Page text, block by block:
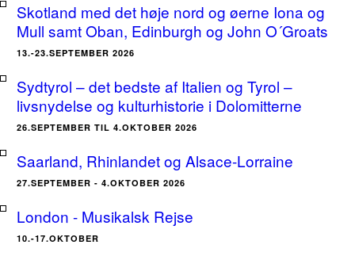
Skotland med det høje nord og øerne Iona og
Mull samt Oban, Edinburgh og John O´Groats
13.-23.SEPTEMBER 2026
Sydtyrol – det bedste af Italien og Tyrol –
livsnydelse og kulturhistorie i Dolomitterne
26.SEPTEMBER TIL 4.OKTOBER 2026
Saarland, Rhinlandet og Alsace-Lorraine
27.SEPTEMBER - 4.OKTOBER 2026
London - Musikalsk Rejse
10.-17.OKTOBER